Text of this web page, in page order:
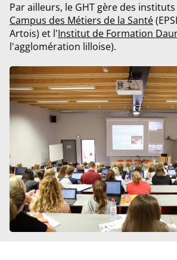
Par ailleurs, le GHT gère des
Campus des Métiers de la Santé
Artois) et l'Institut de Formation
l'agglomération lilloise).